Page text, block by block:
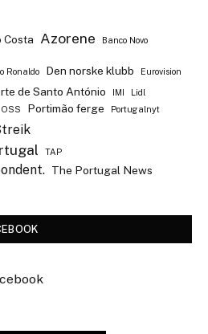
Costa Azorene Banco Novo
Ronaldo Den norske klubb Eurovision
de Santo António IMI
Lidl
OSS Portimão ferge Portugalnyt
TAP
The Portugal News